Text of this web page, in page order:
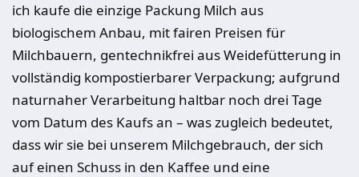
ich kaufe die einzige Packung Milch aus
biologischem Anbau, mit fairen Preisen für
Milchbauern, gentechnikfrei aus Weidefütterung in
vollständig kompostierbarer Verpackung; aufgrund
naturnaher Verarbeitung haltbar noch drei Tage
vom Datum des Kaufs an – was zugleich bedeutet,
dass wir sie bei unserem Milchgebrauch, der sich
auf einen Schuss in den Kaffee und eine